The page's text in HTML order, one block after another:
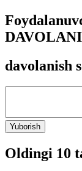
davolanish
Yuborish
Oldingi 10